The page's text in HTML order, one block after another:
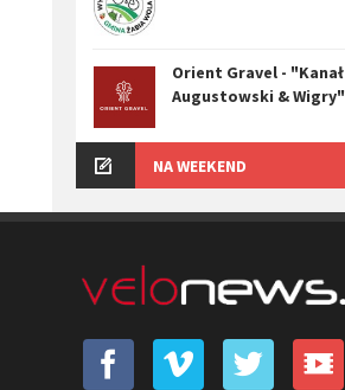
Orient Gravel - "Kanał
Augustowski & Wigry"
NA WEEKEND